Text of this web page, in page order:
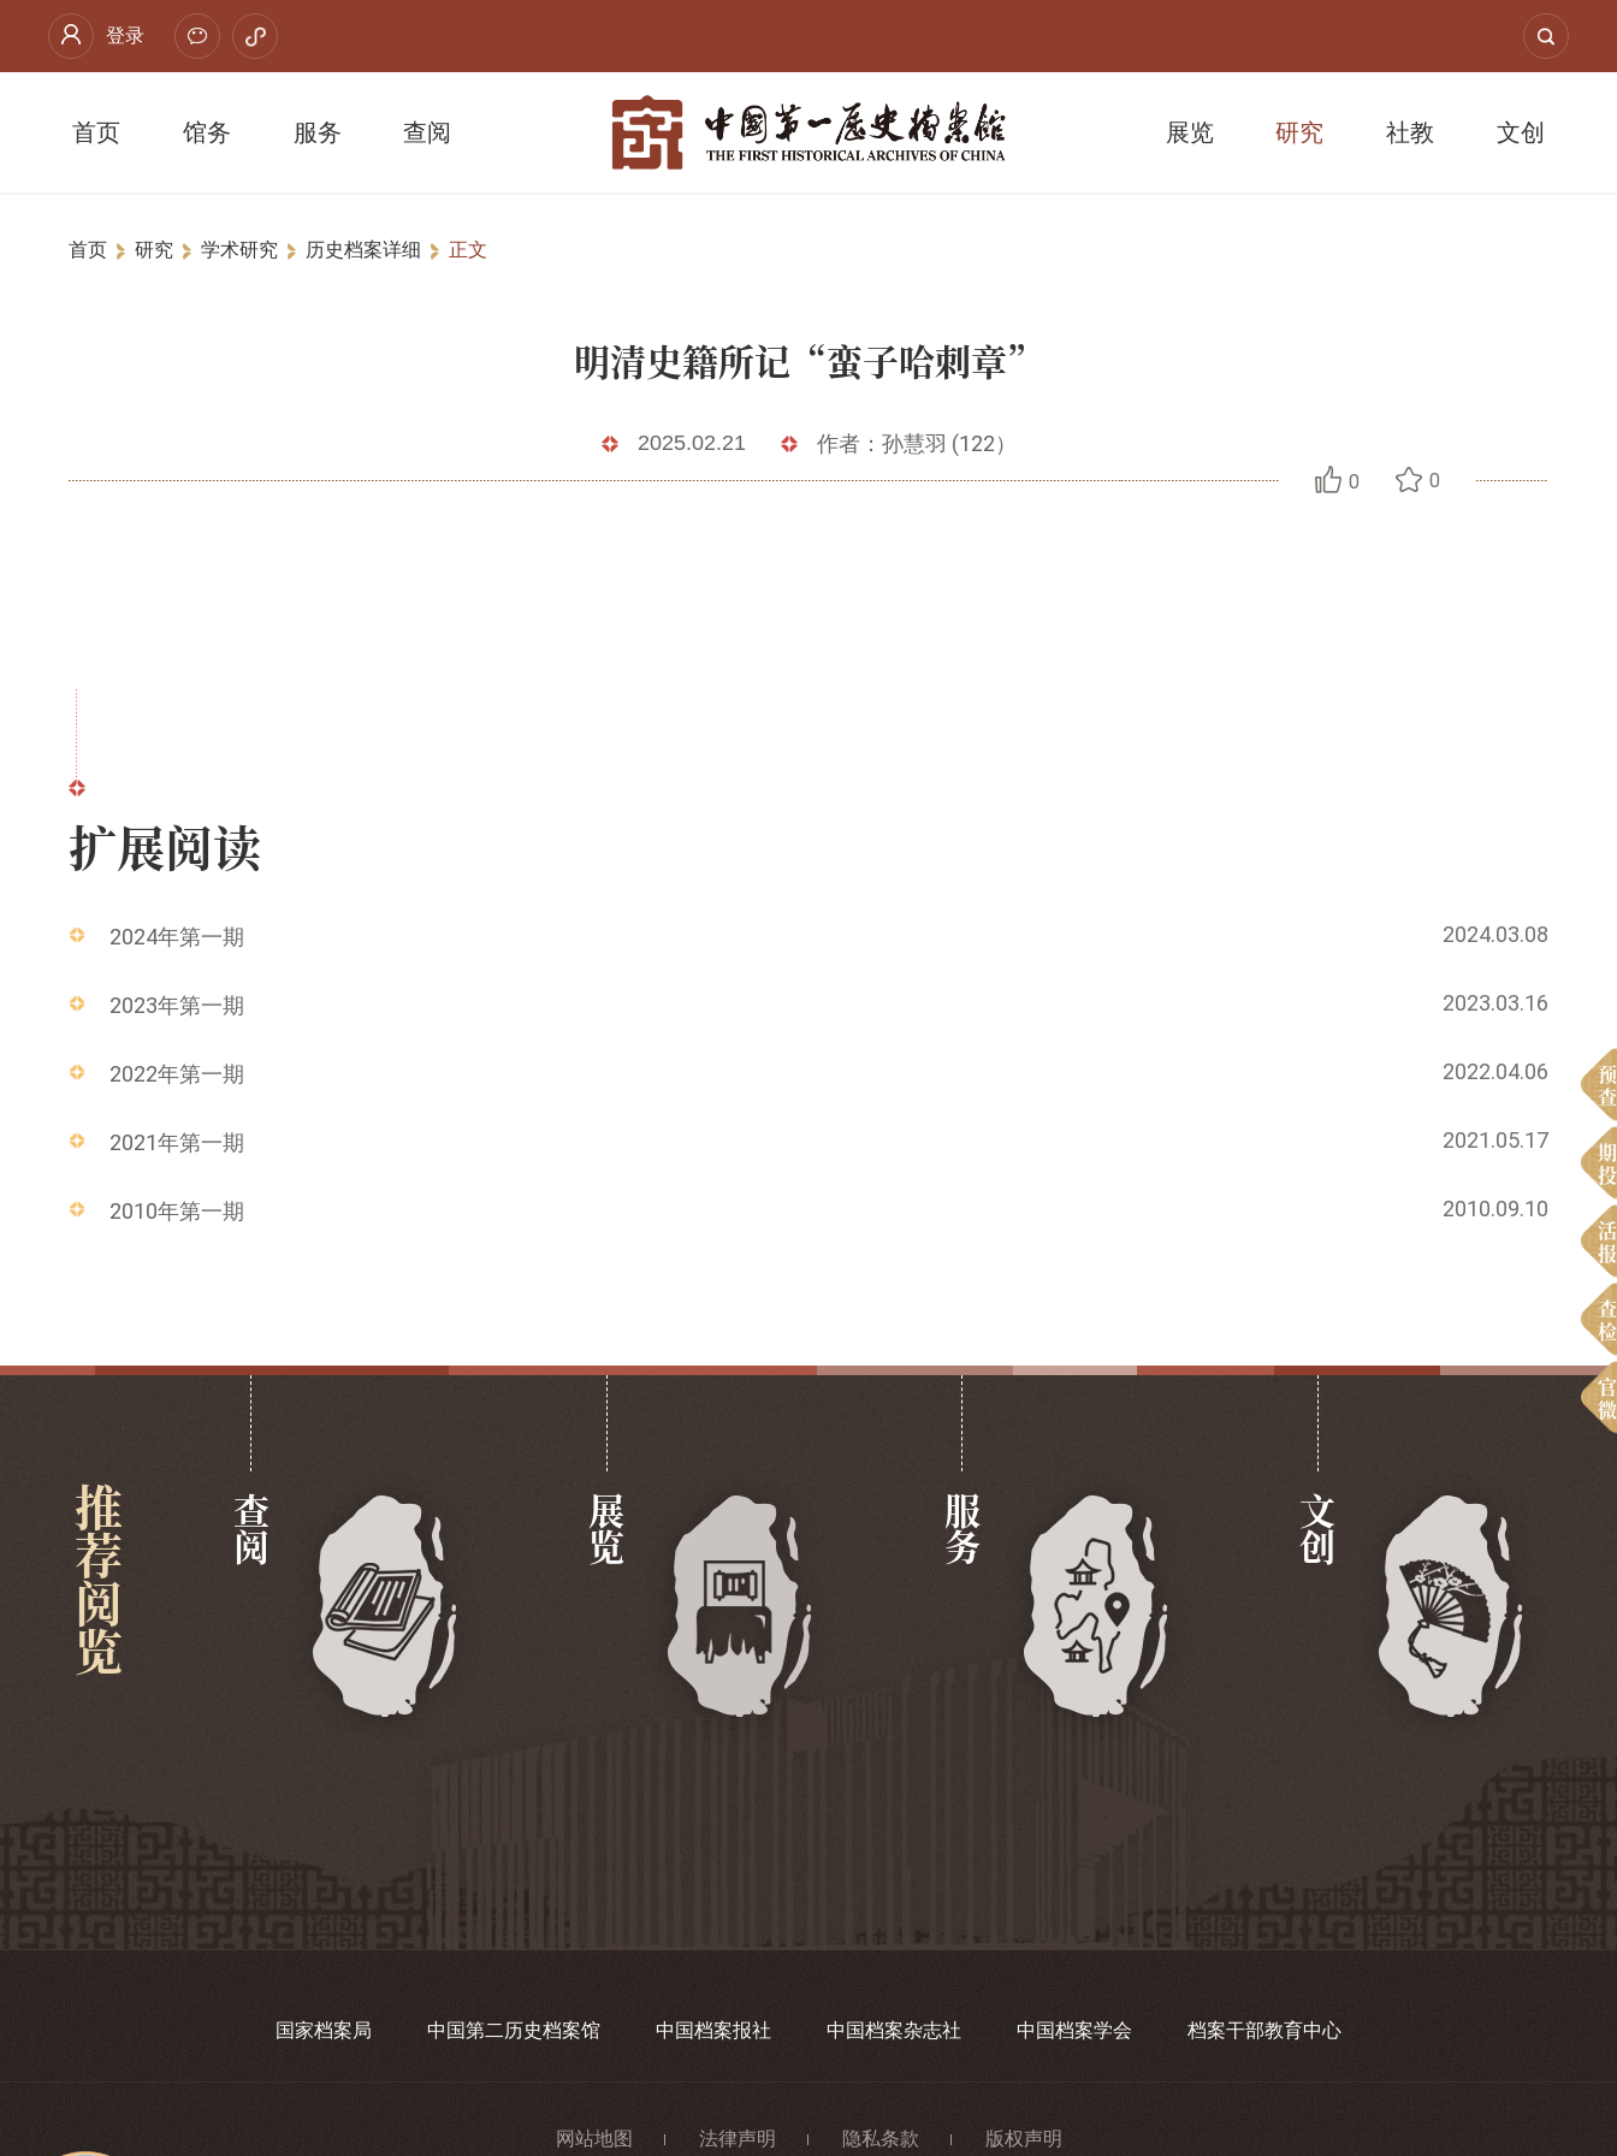
登录
首页 馆务 服务 查阅 展览 研究 社教 文创
首页 研究 学术研究 历史档案详细 正文
明清史籍所记“蛮子哈刺章”
2025.02.21 作者：孙慧羽 (122）
0 0
扩展阅读
2024年第一期 2024.03.08
2023年第一期 2023.03.16
2022年第一期 2022.04.06
2021年第一期 2021.05.17
2010年第一期 2010.09.10
推荐阅览 查阅 展览 服务 文创
国家档案局 中国第二历史档案馆 中国档案报社 中国档案杂志社 中国档案学会 档案干部教育中心
网站地图 法律声明 隐私条款 版权声明